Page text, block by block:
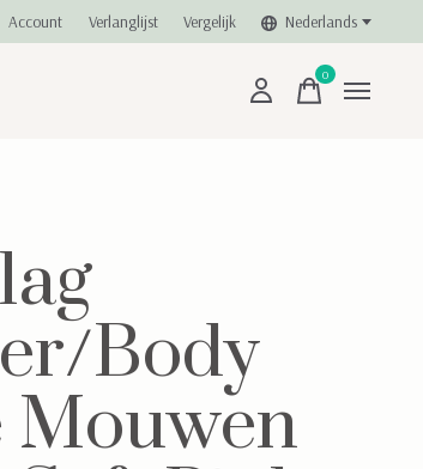
Account Verlanglijst Vergelijk Nederlands
0items
Body
Mouwen